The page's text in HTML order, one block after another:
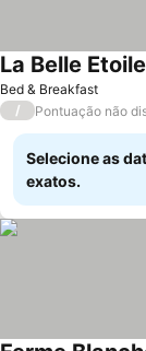
Bed & Breakfast
La Belle Etoile
/ Pontuação não
Selecione as
exatos.